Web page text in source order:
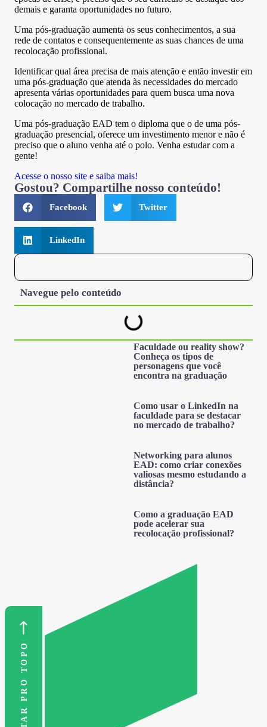
demais e garanta oportunidades no futuro.
Uma pós-graduação aumenta os seus conhecimentos, a sua
rede de contatos e consequentemente as suas chances de uma
recolocação profissional.
Identificar qual área precisa de mais atenção e então investir em
uma pós-graduação que atenda às necessidades do mercado
apresenta várias oportunidades para quem busca uma nova
colocação no mercado de trabalho.
Uma pós-graduação EAD tem o diploma que o de uma pós-
graduação presencial, oferece um investimento menor e não é
preciso que o aluno venha até o polo. Venha estudar com a
gente!
Acesse o nosso site e saiba mais!
Gostou? Compartilhe nosso conteúdo!
Facebook Twitter
LinkedIn
Navegue pelo conteúdo
Faculdade ou reality show?
Conheça os tipos de
personagens que você
encontra na graduação
Como usar o LinkedIn na
faculdade para se destacar
no mercado de trabalho?
Networking para alunos
EAD: como criar conexões
valiosas mesmo estudando a
distância?
Como a graduação EAD
pode acelerar sua
recolocação profissional?
VOLTAR PRO TOPO